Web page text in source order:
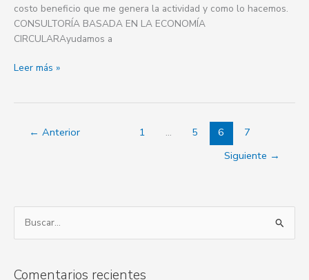
costo beneficio que me genera la actividad y como lo hacemos.
CONSULTORÍA BASADA EN LA ECONOMÍA
CIRCULARAyudamos a
Leer más »
← Anterior 1 … 5 6
7
Siguiente →
u
Comentarios recientes